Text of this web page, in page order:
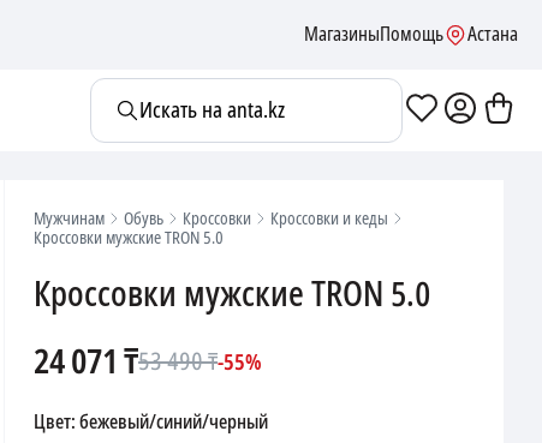
МагазиныПомощь Астана
Искать на anta.kz
Мужчинам Обувь Кроссовки
Кроссовки и кеды
Кроссовки мужские TRON 5.0
Кроссовки мужские TRON 5.0
24 071₸53 490₸-55%
Цвет:бежевый/синий/черный